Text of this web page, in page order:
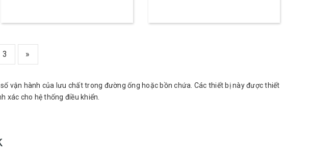
3 »
vận hành của lưu chất trong đường ống hoặc bồn chứa. Các thiết bị này được thiết
xác cho hệ thống điều khiển.